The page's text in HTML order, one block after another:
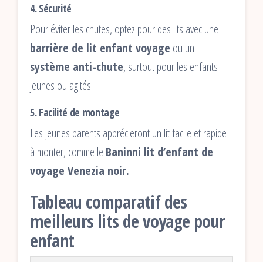
4.Sécurité
Pour éviter les chutes, optez pour des lits avec une
barrière de lit enfant voyage ou un
système anti-chute, surtout pour les enfants
jeunes ou agités.
5.Facilité de montage
Les jeunes parents apprécieront un lit facile et rapide
à monter, comme le Baninni lit d’enfant de
voyage Venezia noir.
Tableau comparatif des
meilleurs lits de voyage pour
enfant